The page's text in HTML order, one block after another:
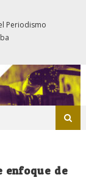
Periodismo
enfoque de